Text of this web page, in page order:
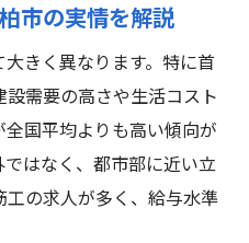
筋工年収の実態とは
給与から分かる傾向
ための地域選びのコツ
収アップ術
工の地域別給与アップ
市の実情を解説
きく異なります。特に首
需要の高さや生活コスト
国平均よりも高い傾向が
はなく、都市部に近い立
の求人が多く、給与水準